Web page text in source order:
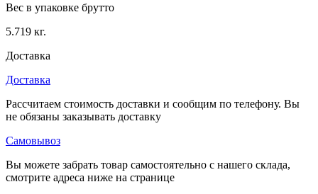
Вес в упаковке брутто
5.719 кг.
Доставка
Доставка
Рассчитаем стоимость доставки и сообщим по телефону. Вы
не обязаны заказывать доставку
Самовывоз
Вы можете забрать товар самостоятельно с нашего склада,
смотрите адреса ниже на странице